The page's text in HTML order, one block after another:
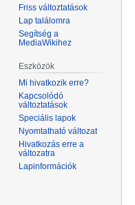
Friss változtatások
Lap találomra
Segítség a
MediaWikihez
Eszközök
Mi hivatkozik erre?
Kapcsolódó
változtatások
Speciális lapok
Nyomtatható változat
Hivatkozás erre a
változatra
Lapinformációk